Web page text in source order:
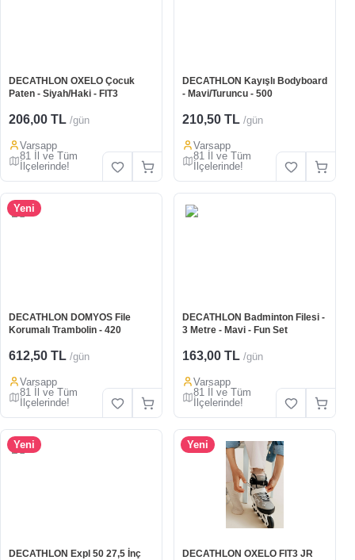
DECATHLON OXELO Çocuk
Paten - Siyah/Haki - FIT3
206,00 TL /gün
Varsapp
81 İl ve Tüm
İlçelerinde!
DECATHLON Kayışlı Bodyboard
- Mavi/Turuncu - 500
210,50 TL /gün
Varsapp
81 İl ve Tüm
İlçelerinde!
Yeni
DECATHLON DOMYOS File
Korumalı Trambolin - 420
612,50 TL /gün
Varsapp
81 İl ve Tüm
İlçelerinde!
DECATHLON Badminton Filesi -
3 Metre - Mavi - Fun Set
163,00 TL /gün
Varsapp
81 İl ve Tüm
İlçelerinde!
Yeni
DECATHLON Expl 50 27,5 İnç
Yeni
DECATHLON OXELO FIT3 JR